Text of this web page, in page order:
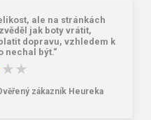
ale na stránkách
jak boty vrátit,
dopravu, vzhledem k
nechal být.“
zákazník Heureka